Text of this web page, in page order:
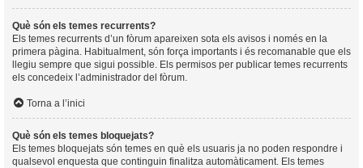
Què són els temes recurrents?
Els temes recurrents d’un fòrum apareixen sota els avisos i només en la
primera pàgina. Habitualment, són força importants i és recomanable que els
llegiu sempre que sigui possible. Els permisos per publicar temes recurrents
els concedeix l’administrador del fòrum.
Torna a l’inici
Què són els temes bloquejats?
Els temes bloquejats són temes en què els usuaris ja no poden respondre i
qualsevol enquesta que continguin finalitza automàticament. Els temes